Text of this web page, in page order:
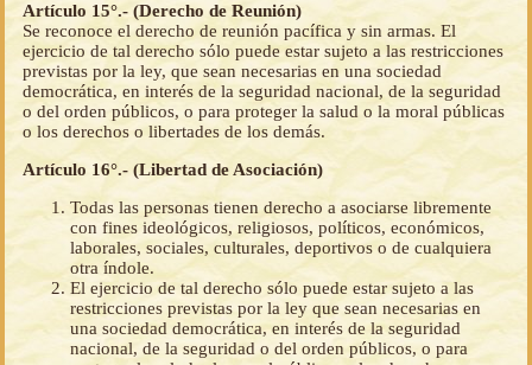
Artículo 15°.- (Derecho de Reunión)
Se reconoce el derecho de reunión pacífica y sin armas. El
ejercicio de tal derecho sólo puede estar sujeto a las restricciones
previstas por la ley, que sean necesarias en una sociedad
democrática, en interés de la seguridad nacional, de la seguridad
o del orden públicos, o para proteger la salud o la moral públicas
o los derechos o libertades de los demás.
Artículo 16°.- (Libertad de Asociación)
Todas las personas tienen derecho a asociarse libremente
con fines ideológicos, religiosos, políticos, económicos,
laborales, sociales, culturales, deportivos o de cualquiera
otra índole.
El ejercicio de tal derecho sólo puede estar sujeto a las
restricciones previstas por la ley que sean necesarias en
una sociedad democrática, en interés de la seguridad
nacional, de la seguridad o del orden públicos, o para